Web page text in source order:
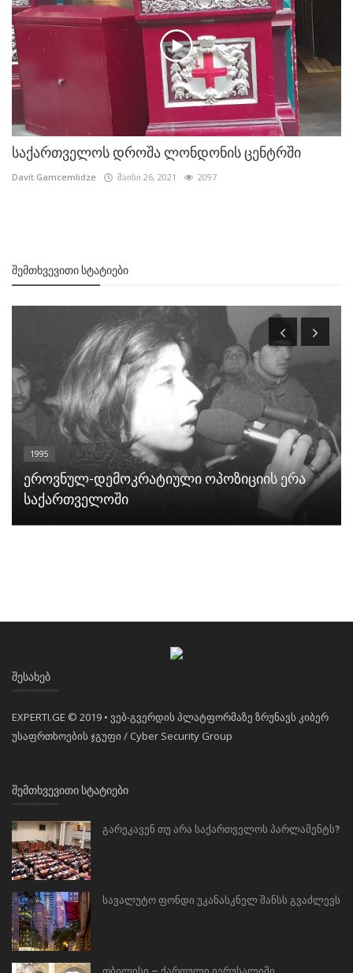
საქართველოს დროშა ლონდონის ცენტრში
Davit.Gamcemlidze მაისი 26, 2021 2097
ᲨᲔᲛᲗᲮᲕᲔᲕᲘᲗᲘ ᲡᲢᲐᲢᲘᲔᲑᲘ
1995
ეროვნულ-დემოკრატიული ოპოზიციის ერა
საქართველოში
ᲨᲔᲡᲐᲮᲔᲑ
EXPERTI.GE © 2019 • ვებ-გვერდის პლატფორმაზე ზრუნავს კიბერ
უსაფრთხოების ჯგუფი / Cyber Security Group
ᲨᲔᲛᲗᲮᲕᲔᲕᲘᲗᲘ ᲡᲢᲐᲢᲘᲔᲑᲘ
გარეკავენ თუ არა საქართველოს პარლამენტს?
სავალუტო ფონდი უკანასკნელ შანსს გვაძლევს